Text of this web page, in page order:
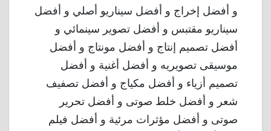
و أفضل إخراج و أفضل سيناريو أصلي و أفضل
سيناريو مقتبس و أفضل تصوير سينمائي و
أفضل تصميم إنتاج و أفضل مونتاج و أفضل
موسيقى تصويريه و أفضل أغنية و أفضل
تصميم أزياء و أفضل مكياج و أفضل تصفيف
شعر و أفضل خلط صوتى و أفضل تحرير
صوتى و أفضل مؤثرات مرئية و أفضل فيلم